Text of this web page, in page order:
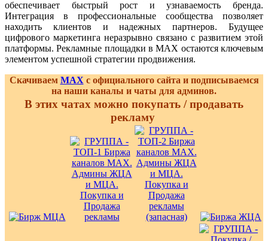
обеспечивает быстрый рост и узнаваемость бренда.
Интеграция в профессиональные сообщества позволяет
находить клиентов и надежных партнеров. Будущее
цифрового маркетинга неразрывно связано с развитием этой
платформы. Рекламные площадки в MAX остаются ключевым
элементом успешной стратегии продвижения.
Скачиваем MAX с официального сайта и подписываемся
на наши каналы и чаты для админов.
В этих чатах можно покупать / продавать
рекламу